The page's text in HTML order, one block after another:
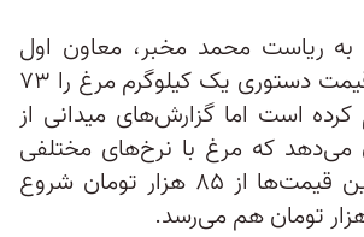
به ریاست محمد مخبر، معاون اول
ابراهیم رئیسی، قیمت دستوری یک کیلوگرم مرغ را ۷۳
کرده است اما گزارش‌های میدانی از
می‌دهد که مرغ با نرخ‌های مختلفی
عرضه می‌شود. این قیمت‌ها از ۸۵ هزار تومان شروع